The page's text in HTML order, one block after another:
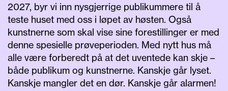
2027, byr vi inn nysgjerrige publikummere til å
teste huset med oss i løpet av høsten. Også
kunstnerne som skal vise sine forestillinger er med
denne spesielle prøveperioden. Med nytt hus må
alle være forberedt på at det uventede kan skje –
både publikum og kunstnerne. Kanskje går lyset.
Kanskje mangler det en dør. Kanskje går alarmen!